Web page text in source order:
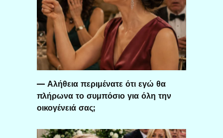
— Αλήθεια περιμένατε ότι εγώ θα
πλήρωνα το συμπόσιο για όλη την
οικογένειά σας;